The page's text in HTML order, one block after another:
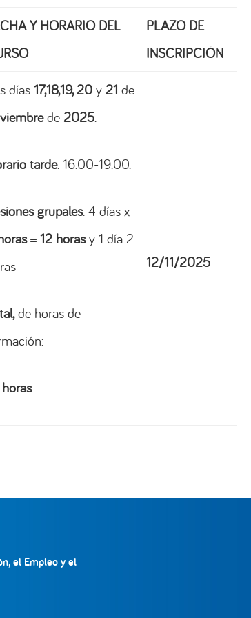
Y HORARIO DEL
PLAZO DE
INSCRIPCIÓN
días 17,18,19, 20 y 21 de
de 2025.
tarde: 16:00-19:00.
grupales: 4 días x
= 12 horasy 1 día 2
de horas de
12/11/2025
el Empleo y el